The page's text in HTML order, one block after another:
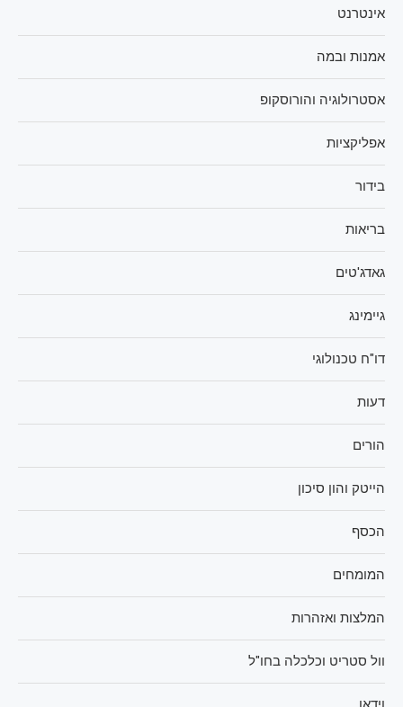
אינטרנט
אמנות ובמה
אסטרולוגיה והורוסקופ
אפליקציות
בידור
בריאות
גאדג'טים
גיימינג
דו"ח טכנולוגי
דעות
הורים
הייטק והון סיכון
הכסף
המומחים
המלצות ואזהרות
וול סטריט וכלכלה בחו"ל